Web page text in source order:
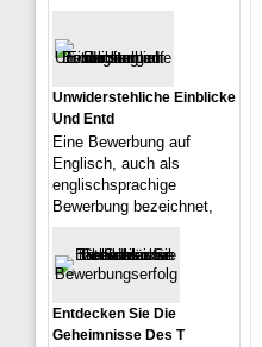
Unwiderstehliche Einblicke
Und Entd
Eine Bewerbung auf
Englisch, auch als
englischsprachige
Bewerbung bezeichnet,
Entdecken Sie Die
Geheimnisse Des T